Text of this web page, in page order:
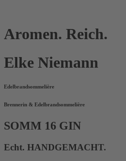
Aromen. Reich.
Elke Niemann
Edelbrandsommelière
Brennerin & Edelbrandsommelière
SOMM 16 GIN
Echt. HANDGEMACHT.